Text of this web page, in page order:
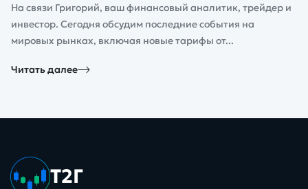
На связи Григорий, ваш финансовый аналитик, трейдер и
инвестор. Сегодня обсудим последние события на
мировых рынках, включая новые тарифы от...
Читать далее
Т2Г